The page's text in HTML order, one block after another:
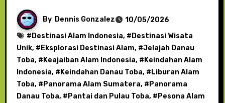
By Dennis Gonzalez
10/05/2026
#Destinasi Alam Indonesia, #Destinasi Wisata
Unik, #Eksplorasi Destinasi Alam, #Jelajah Danau
Toba, #Keajaiban Alam Indonesia, #Keindahan Alam
Indonesia, #Keindahan Danau Toba, #Liburan Alam
Toba, #Panorama Alam Sumatera, #Panorama
Danau Toba, #Pantai dan Pulau Toba, #Pesona Alam